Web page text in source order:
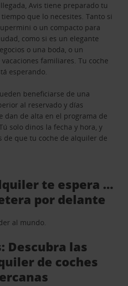
Avis tiene preparado tu
que lo necesites. Tanto si
o un compacto para
como si es un elegante
o una boda, o un
familiares. Tu coche
esperando.
beneficiarse de una
al reservado y días
dan de alta en el programa de
solo dinos la fecha y hora, y
de que tu coche de alquiler de
te espera …
por delante
al mundo.
Descubra las
de coches